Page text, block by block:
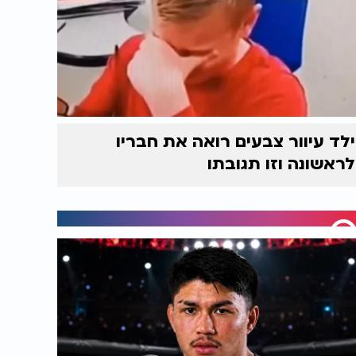
ילד עיוור צבעים רואה את חבריו
לראשונה וזו תגובתו